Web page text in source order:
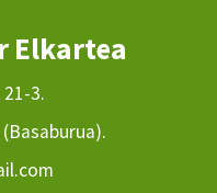
Elkartea
3.